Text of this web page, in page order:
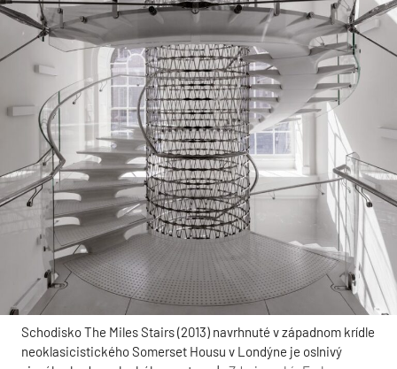
Schodisko The Miles Stairs (2013) navrhnuté v západnom krídle
neoklasicistického Somerset Housu v Londýne je oslnivý